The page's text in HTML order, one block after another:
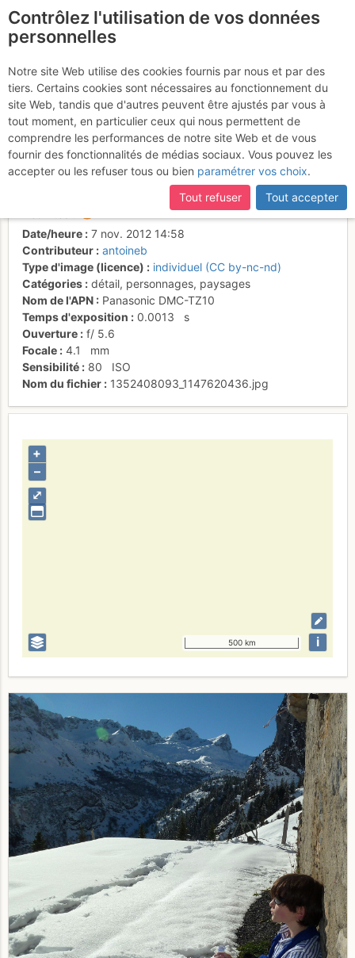
Au chalet des Crosses
1738m avec Cornettes de
Bise et Tête de
Lanchenaire
Date/heure
7 nov. 2012 14:58
Contributeur
antoineb
Type d'image (licence)
individuel (CC by-nc-nd)
Catégories
détail, personnages, paysages
Nom de l'APN
Panasonic DMC-TZ10
Temps d'exposition
0.0013
s
Ouverture
f/ 5.6
Focale
4.1
mm
Sensibilité
80
ISO
Nom du fichier
1352408093_1147620436.jpg
⤢
+
–
500 km i
Contrôlez l'utilisation de vos données
personnelles
Notre site Web utilise des cookies fournis par nous et par des
tiers. Certains cookies sont nécessaires au fonctionnement du
site Web, tandis que d'autres peuvent être ajustés par vous à
tout moment, en particulier ceux qui nous permettent de
comprendre les performances de notre site Web et de vous
fournir des fonctionnalités de médias sociaux. Vous pouvez les
accepter ou les refuser tous ou bien paramétrer vos choix.
Tout refuser
Tout accepter